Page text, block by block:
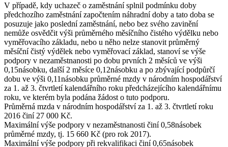
V případě, kdy uchazeč o zaměstnání splnil podmínku doby
předchozího zaměstnání započtením náhradní doby a tato doba se
posuzuje jako poslední zaměstnání, nebo bez svého zavinění
nemůže osvědčit výši průměrného měsíčního čistého výdělku nebo
vyměřovacího základu, nebo u něho nelze stanovit průměrný
měsíční čistý výdělek nebo vyměřovací základ, stanoví se výše
podpory v nezaměstnanosti po dobu prvních 2 měsíců ve výši
0,15násobku, další 2 měsíce 0,12násobku a po zbývající podpůrčí
dobu ve výši 0,11násobku průměrné mzdy v národním hospodářství
za 1. až 3. čtvrtletí kalendářního roku předcházejícího kalendářnímu
roku, ve kterém byla podána žádost o tuto podporu.
Průměrná mzda v národním hospodářství za 1. až 3. čtvrtletí roku
2016 činí 27 000 Kč.
Maximální výše podpory v nezaměstnanosti činí 0,58násobek
průměrné mzdy, tj. 15 660 Kč (pro rok 2017).
Maximální výše podpory při rekvalifikaci činí 0,65násobek